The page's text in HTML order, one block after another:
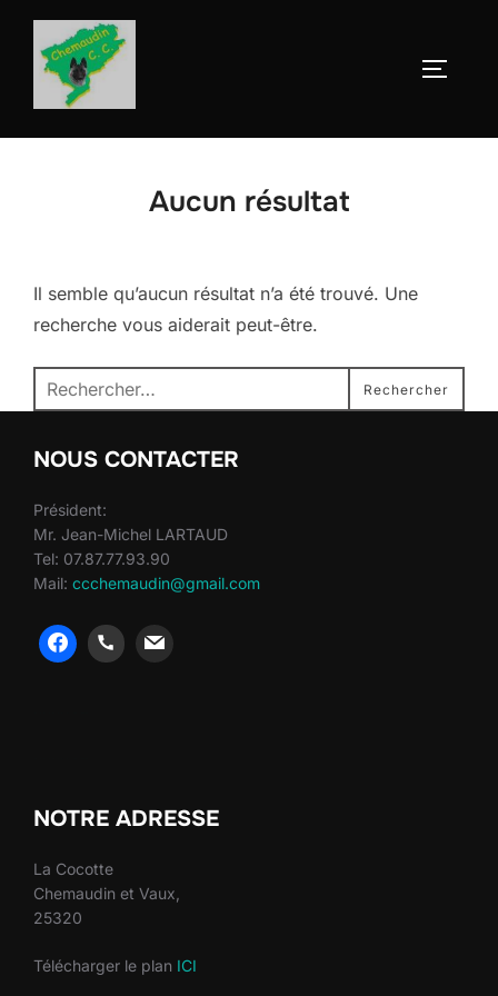
Aller
contenu
Aucun résultat
Il semble qu’aucun résultat n’a été trouvé. Une
recherche vous aiderait peut-être.
Recherche
pour :
Rechercher
NOUS CONTACTER
Président:
Mr. Jean-Michel LARTAUD
Tel: 07.87.77.93.90
Mail: ccchemaudin@gmail.com
NOTRE ADRESSE
La Cocotte
Chemaudin et Vaux,
25320
Télécharger le plan ICI